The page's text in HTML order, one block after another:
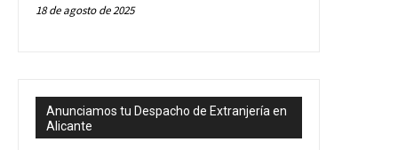
18 de agosto de 2025
Anunciamos tu Despacho de Extranjería en
Alicante